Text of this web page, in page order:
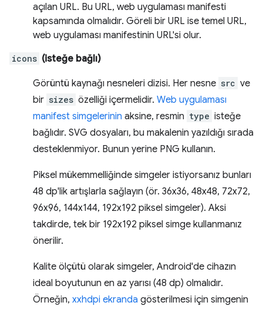
açılan URL. Bu URL, web uygulaması manifesti
kapsamında olmalıdır. Göreli bir URL ise temel URL,
web uygulaması manifestinin URL'si olur.
icons (isteğe bağlı)
Görüntü kaynağı nesneleri dizisi. Her nesne src ve
bir sizes özelliği içermelidir. Web uygulaması
manifest simgelerinin aksine, resmin type isteğe
bağlıdır. SVG dosyaları, bu makalenin yazıldığı sırada
desteklenmiyor. Bunun yerine PNG kullanın.
Piksel mükemmelliğinde simgeler istiyorsanız bunları
48 dp'lik artışlarla sağlayın (ör. 36x36, 48x48, 72x72,
96x96, 144x144, 192x192 piksel simgeler). Aksi
takdirde, tek bir 192x192 piksel simge kullanmanız
önerilir.
Kalite ölçütü olarak simgeler, Android'de cihazın
ideal boyutunun en az yarısı (48 dp) olmalıdır.
Örneğin, xxhdpi ekranda gösterilmesi için simgenin